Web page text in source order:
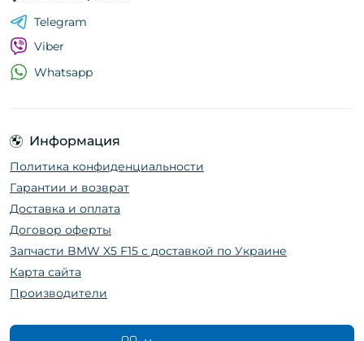
Информация
Политика конфиденциальности
Гарантии и возврат
Доставка и оплата
Договор оферты
Запчасти BMW X5 F15 с доставкой по Украине
Карта сайта
Производители
Telegram
Viber
Whatsapp